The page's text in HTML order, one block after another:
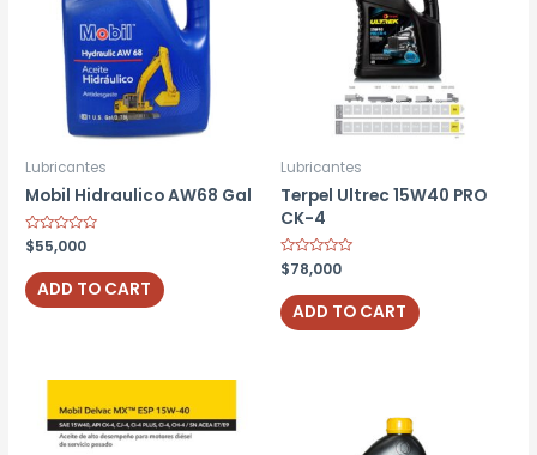
Lubricantes
Mobil Hidraulico AW68 Gal
Rated
0
out
of
5
$55,000
ADD TO CART
Lubricantes
Terpel Ultrec 15W40 PRO
CK-4
Rated
0
out
of
5
$78,000
ADD TO CART